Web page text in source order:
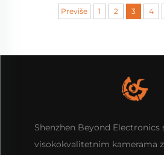
informacije...
Previše 1 2 3 4
Shenzhen Beyond Electronics
visokokvalitetnim kamerama